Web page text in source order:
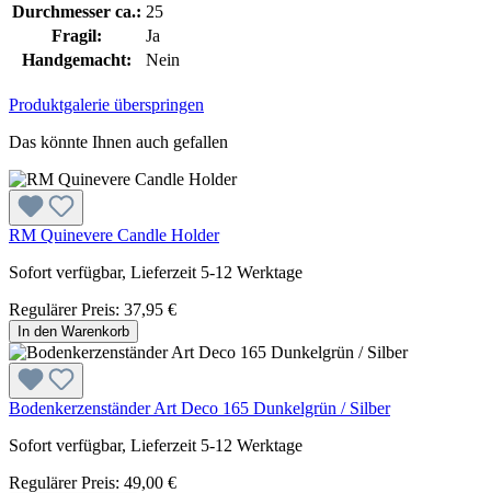
Durchmesser ca.: 25
Fragil:
Ja
Handgemacht:
Nein
Produktgalerie überspringen
Das könnte Ihnen auch gefallen
RM Quinevere Candle Holder
Sofort verfügbar, Lieferzeit 5-12 Werktage
Regulärer Preis: 37,95 €
In den Warenkorb
Bodenkerzenständer Art Deco 165 Dunkelgrün / Silber
Sofort verfügbar, Lieferzeit 5-12 Werktage
Regulärer Preis: 49,00 €